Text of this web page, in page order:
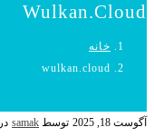
Wulkan.cloud
خانه
wulkan.cloud
آگوست 18, 2025 توسط samak در